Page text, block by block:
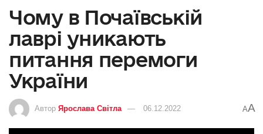
Чому в Почаївській
лаврі уникають
питання перемоги
України
Автор Ярослава Світла 06.12.2022 AA